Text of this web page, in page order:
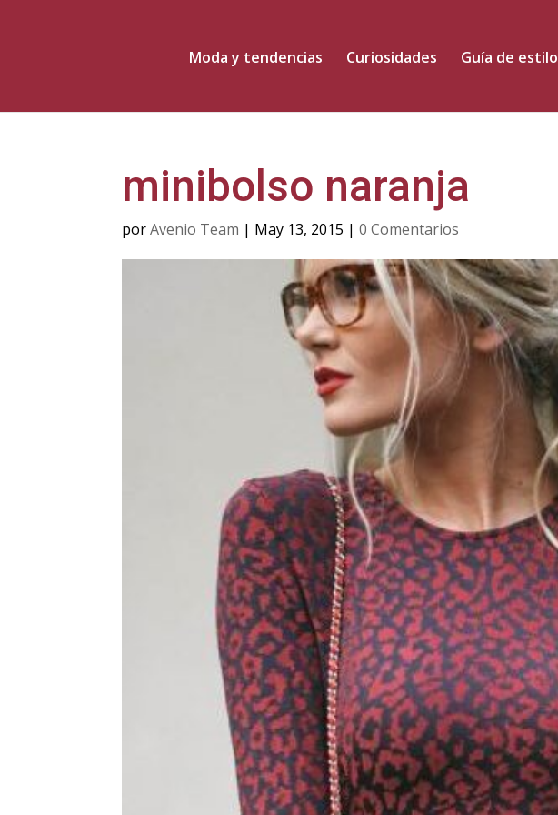
Moda y tendencias Curiosidades Guía de estilo
minibolso naranja
porAvenio Team | May 13, 2015 |0 Comentarios